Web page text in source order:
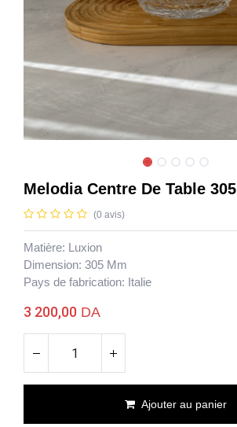
Melodia Centre De Table
(0 avis)
Matière: Luxion
Dimension: 305 Mm
Pays de fabrication: Italie
3 200,00 DA
Ajouter au panier